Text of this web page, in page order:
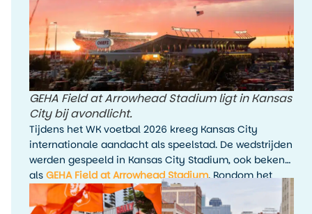
GEHA Field at Arrowhead Stadium ligt in Kansas
City bij avondlicht.
Tijdens het WK voetbal 2026 kreeg Kansas City
internationale aandacht als speelstad. De wedstrijden
werden gespeeld in Kansas City Stadium, ook bekend
als GEHA Field at Arrowhead Stadium. Rondom het
toernooi waren er fanactiviteiten, kijkfeesten en
evenementen in de stad.